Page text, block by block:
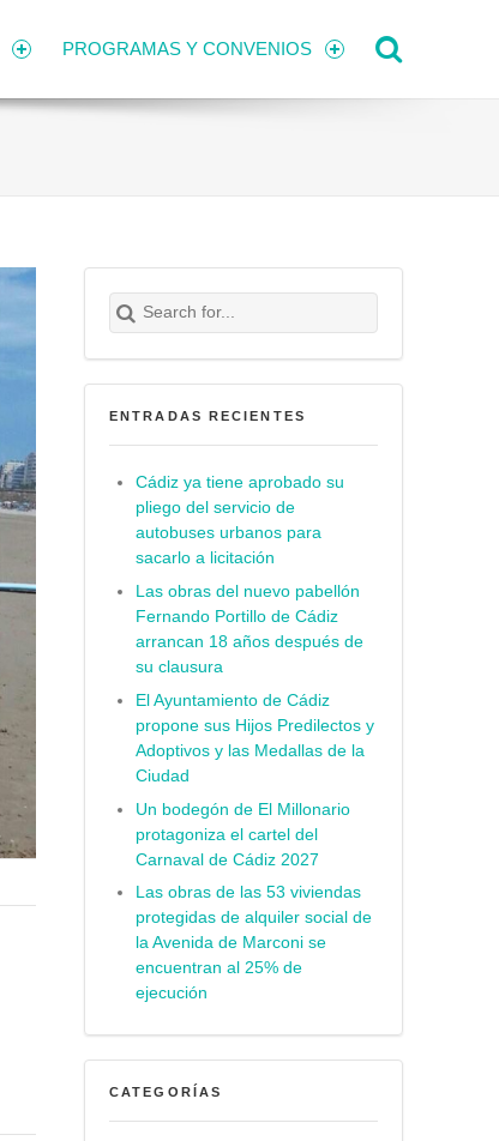
PROGRAMAS Y CONVENIOS
Search for:
Buscar
ENTRADAS RECIENTES
Cádiz ya tiene aprobado su
pliego del servicio de
autobuses urbanos para
sacarlo a licitación
Las obras del nuevo pabellón
Fernando Portillo de Cádiz
arrancan 18 años después de
su clausura
El Ayuntamiento de Cádiz
propone sus Hijos Predilectos y
Adoptivos y las Medallas de la
Ciudad
Un bodegón de El Millonario
protagoniza el cartel del
Carnaval de Cádiz 2027
Las obras de las 53 viviendas
protegidas de alquiler social de
la Avenida de Marconi se
encuentran al 25% de
ejecución
CATEGORÍAS